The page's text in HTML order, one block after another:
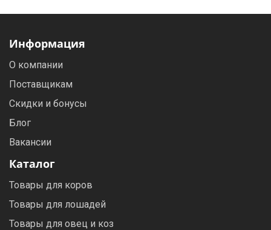
Информация
О компании
Поставщикам
Скидки и бонусы
Блог
Вакансии
Каталог
Товары для коров
Товары для лошадей
Товары для овец и коз